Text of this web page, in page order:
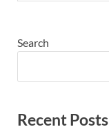
Search
Recent Posts